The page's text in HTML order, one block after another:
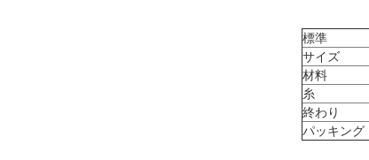
標準
サイズ
材料
糸
終わり
パッキング